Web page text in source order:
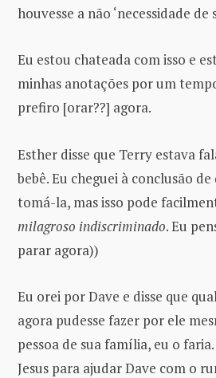
houvesse a não ‘necessidade de
Eu estou chateada com isso e
minhas anotações por um
prefiro [orar??] agora.
Esther disse que Terry estava
bebê. Eu cheguei à conclusão
tomá-la, mas isso pode
milagroso indiscriminado. Eu
parar agora))
Eu orei por Dave e disse que
agora pudesse fazer por ele
pessoa de sua família, eu o
Jesus para ajudar Dave com o